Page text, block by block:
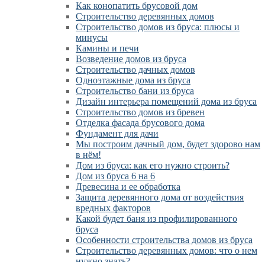
Как конопатить брусовой дом
Строительство деревянных домов
Строительство домов из бруса: плюсы и
минусы
Камины и печи
Возведение домов из бруса
Cтроительство дачных домов
Одноэтажные дома из бруса
Строительство бани из бруса
Дизайн интерьера помещений дома из бруса
Строительство домов из бревен
Отделка фасада брусового дома
Фундамент для дачи
Мы построим дачный дом, будет здорово нам
в нём!
Дом из бруса: как его нужно строить?
Дом из бруса 6 на 6
Древесина и ее обработка
Защита деревянного дома от воздействия
вредных факторов
Какой будет баня из профилированного
бруса
Особенности строительства домов из бруса
Строительство деревянных домов: что о нем